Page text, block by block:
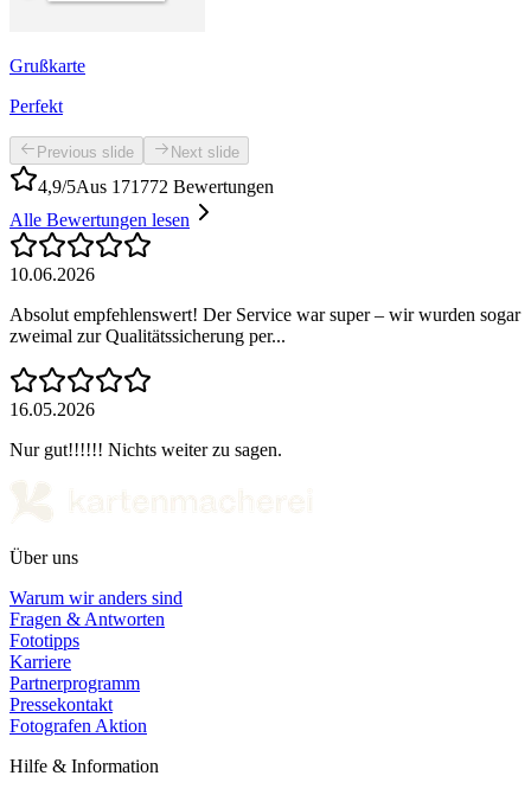
Grußkarte
Perfekt
Previous slide Next slide
4,9/5Aus 171772 Bewertungen
Alle Bewertungen lesen
10.06.2026
Absolut empfehlenswert! Der Service war super – wir wurden sogar
zweimal zur Qualitätssicherung per...
16.05.2026
Nur gut!!!!!! Nichts weiter zu sagen.
Über uns
Warum wir anders sind
Fragen & Antworten
Fototipps
Karriere
Partnerprogramm
Pressekontakt
Fotografen Aktion
Hilfe & Information